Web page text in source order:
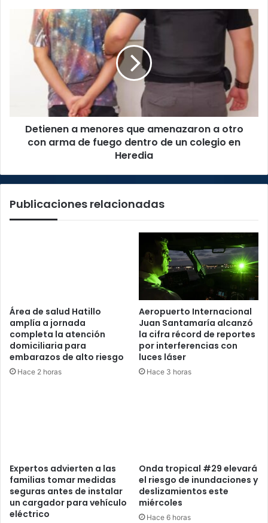
Detienen
menores
amenazaron
fuego
un
en
Detienen a menores que amenazaron a otro
con arma de fuego dentro de un colegio en
Heredia
Publicaciones relacionadas
Área de salud Hatillo
amplía a jornada
completa la atención
domiciliaria para
embarazos de alto riesgo
Hace 2 horas
Aeropuerto Internacional
Juan Santamaría alcanzó
la cifra récord de reportes
por interferencias con
luces láser
Hace 3 horas
Expertos advierten a las
familias tomar medidas
seguras antes de instalar
un cargador para vehículo
eléctrico
Onda tropical #29 elevará
el riesgo de inundaciones y
deslizamientos este
miércoles
Hace 6 horas